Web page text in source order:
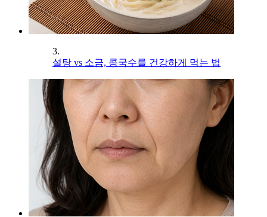
3.
설탕 vs 소금, 콩국수를 건강하게 먹는 법